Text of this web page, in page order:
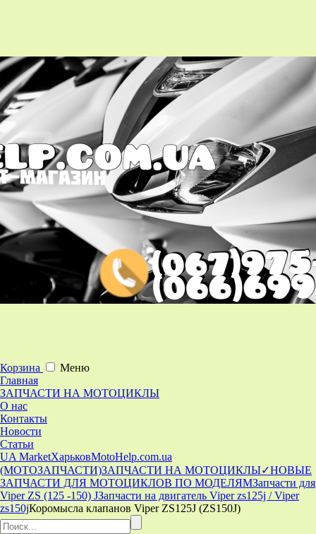
Корзина
Меню
Главная
ЗАПЧАСТИ НА МОТОЦИКЛЫ
О нас
Контакты
Новости
Статьи
UA MarketХарьковMotoHelp.com.ua
(МОТОЗАПЧАСТИ)ЗАПЧАСТИ НА МОТОЦИКЛЫ✓НОВЫЕ
ЗАПЧАСТИ ДЛЯ МОТОЦИКЛОВ ПО МОДЕЛЯМЗапчасти для
Viper ZS (125 -150) JЗапчасти на двигатель Viper zs125j / Viper
zs150jКоромысла клапанов Viper ZS125J (ZS150J)